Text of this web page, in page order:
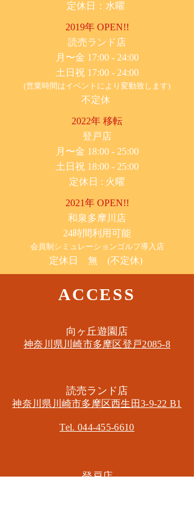
定休日：水曜
2019年 OPEN!!
​読売ランド店
月〜金 17:00 - 24:00
土日祝 17:00 - 24:00
(営業時間はイベントにより変動致します)
不定休
2022年 移転
​登戸店
月〜金 18:00 - 25:00
土日祝 18:00 - 25:00
​定休日 : 火曜
2021年 OPEN!!
​和泉多摩川店
24時間利用可能
​会員制シミュレーションゴルフ導入店
定休日 無 (不定休)
ACCESS
​向ヶ丘遊園店
神奈川県川崎市多摩区​登戸2085-8
​読売ランド店
神奈川県川崎市多摩区​西生田3-9-22 B1
Tel. 044-455-6610
​登戸店